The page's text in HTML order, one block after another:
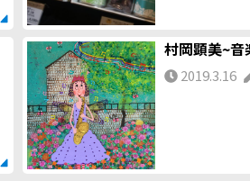
村岡顕美~音
2019.3.16